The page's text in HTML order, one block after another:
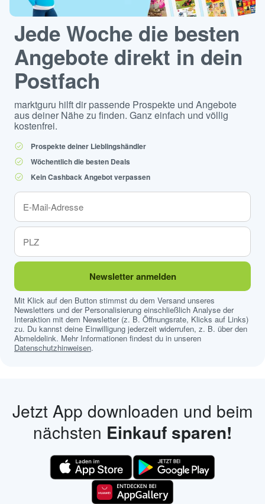
Jede Woche die besten
Angebote direkt in dein
Postfach
marktguru hilft dir passende Prospekte und Angebote
aus deiner Nähe zu finden. Ganz einfach und völlig
kostenfrei.
Prospekte deiner Lieblingshändler
Wöchentlich die besten Deals
Kein Cashback Angebot verpassen
Newsletter anmelden
Mit Klick auf den Button stimmst du dem Versand unseres
Newsletters und der Personalisierung einschließlich Analyse der
Interaktion mit dem Newsletter (z. B. Öffnungsrate, Klicks auf Links)
zu. Du kannst deine Einwilligung jederzeit widerrufen, z. B. über den
Abmeldelink. Mehr Informationen findest du in unseren
Datenschutzhinweisen.
Jetzt App downloaden und beim
nächsten Einkauf sparen!